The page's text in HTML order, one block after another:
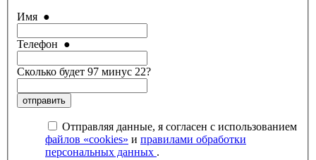
Имя ●
Телефон ●
Сколько будет 97 минус 22?
отправить
Отправляя данные, я согласен с использованием
файлов «cookies» и правилами обработки
персональных данных .